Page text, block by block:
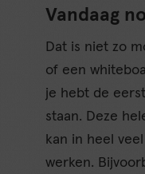
Vandaag
Dat is niet zo
of een
je hebt de
staan. Deze
kan in heel
werken.